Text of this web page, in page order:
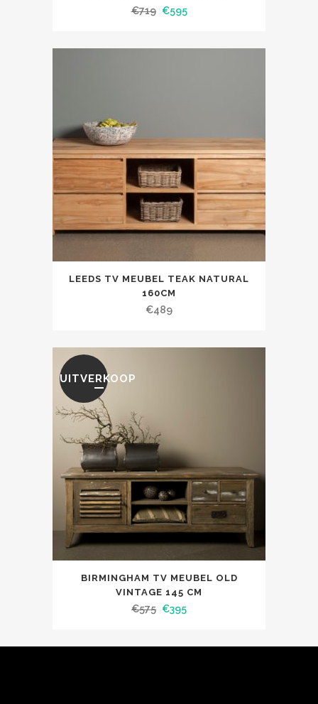
€719 €595
LEEDS TV MEUBEL TEAK NATURAL
160CM
€489
UITVERKOOP
BIRMINGHAM TV MEUBEL OLD
VINTAGE 145 CM
€575 €395